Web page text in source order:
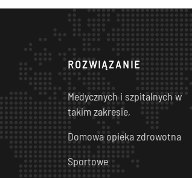
ROZWIĄZANIE
Medycznych i szpitalnych w
takim zakresie,
Domowa opieka zdrowotna
Sportowe